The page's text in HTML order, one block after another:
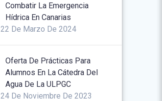
Combatir La Emergencia
Hídrica En Canarias
22 De Marzo De 2024
Oferta De Prácticas Para
Alumnos En La Cátedra Del
Agua De La ULPGC
24 De Noviembre De 2023